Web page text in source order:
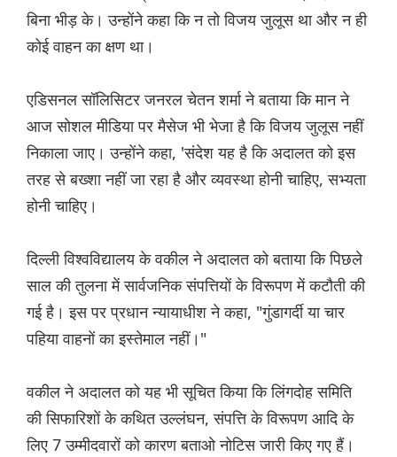
बिना भीड़ के। उन्होंने कहा कि न तो विजय जुलूस था और न ही
कोई वाहन का क्षण था।
एडिसनल सॉलिसिटर जनरल चेतन शर्मा ने बताया कि मान ने
आज सोशल मीडिया पर मैसेज भी भेजा है कि विजय जुलूस नहीं
निकाला जाए। उन्होंने कहा, 'संदेश यह है कि अदालत को इस
तरह से बख्शा नहीं जा रहा है और व्यवस्था होनी चाहिए, सभ्यता
होनी चाहिए।
दिल्ली विश्वविद्यालय के वकील ने अदालत को बताया कि पिछले
साल की तुलना में सार्वजनिक संपत्तियों के विरूपण में कटौती की
गई है। इस पर प्रधान न्यायाधीश ने कहा, "गुंडागर्दी या चार
पहिया वाहनों का इस्तेमाल नहीं।"
वकील ने अदालत को यह भी सूचित किया कि लिंगदोह समिति
की सिफारिशों के कथित उल्लंघन, संपत्ति के विरूपण आदि के
लिए 7 उम्मीदवारों को कारण बताओ नोटिस जारी किए गए हैं।